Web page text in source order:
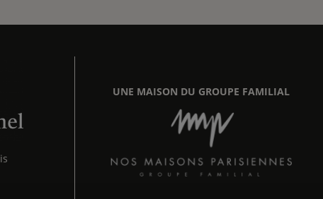
UNE MAISON DU GROUPE FAMILIAL